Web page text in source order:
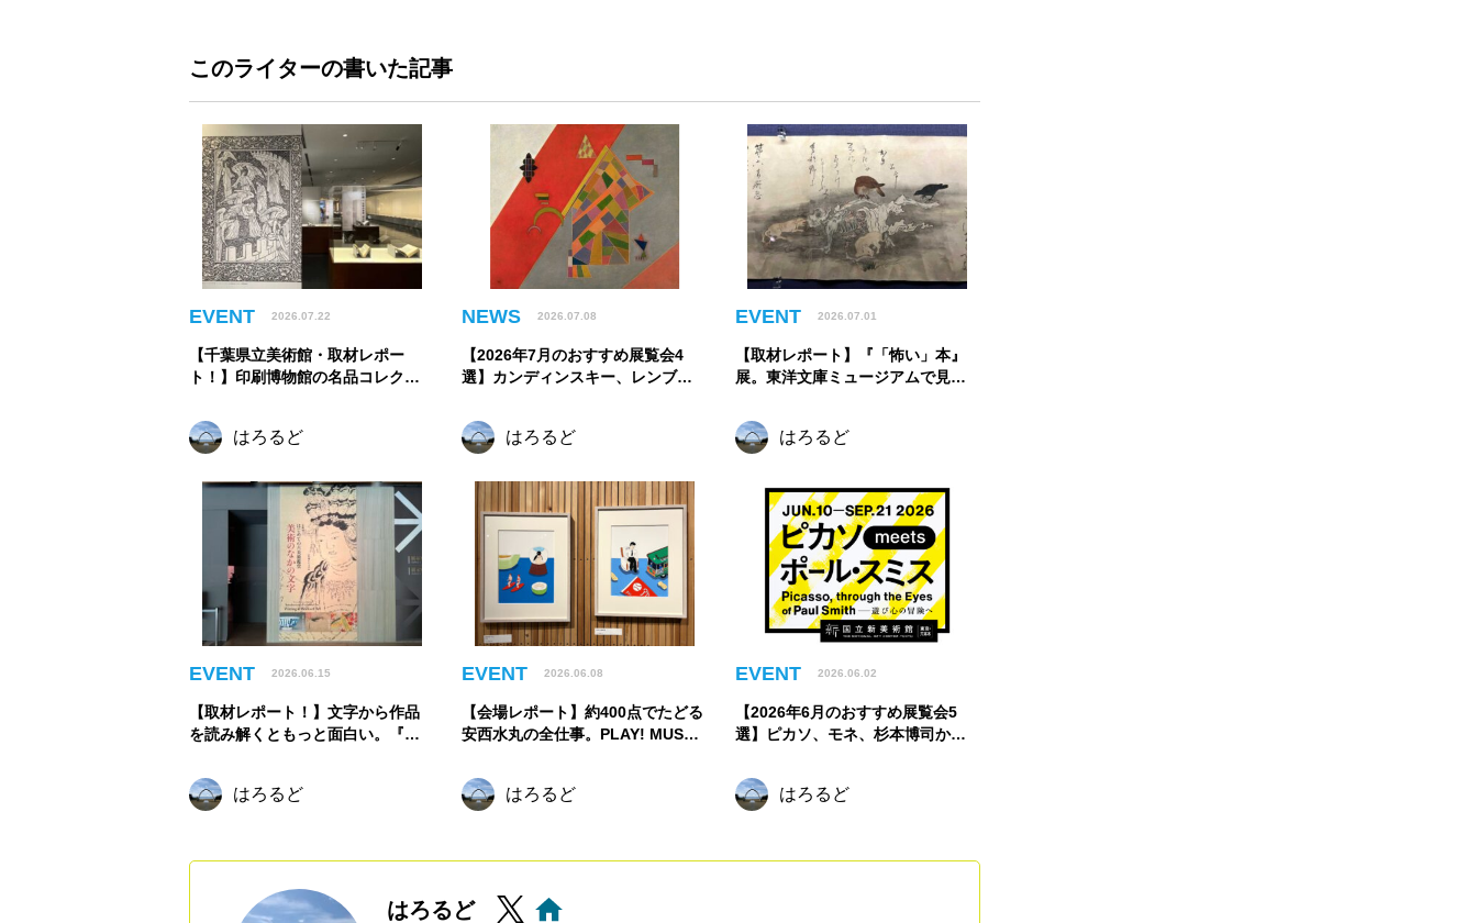
このライターの書いた記事
EVENT 2026.07.22
【千葉県立美術館・取材レポー
ト！】印刷博物館の名品コレクシ
はろるど
NEWS 2026.07.08
【2026年7月のおすすめ展覧会4
選】カンディンスキー、レンブラ
の美へ。夏に訪れたい注目展覧会
はろるど
EVENT 2026.07.01
【取材レポート】『「怖い」本』
展。東洋文庫ミュージアムで見つ
はろるど
EVENT 2026.06.15
【取材レポート！】文字から作品
を読み解くともっと面白い。『は
の文字―』｜根津美術館
はろるど
EVENT 2026.06.08
【会場レポート】約400点でたどる
安西水丸の全仕事。PLAY! MUSEU
立川】
はろるど
EVENT 2026.06.02
【2026年6月のおすすめ展覧会5
選】ピカソ、モネ、杉本博司から
展覧会
はろるど
はろるど